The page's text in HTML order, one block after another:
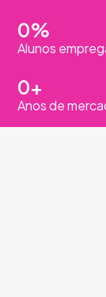
0%
Alunos
0+
Anos de